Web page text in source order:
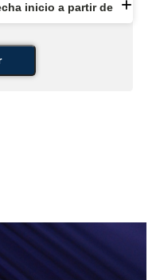
inicio a partir de